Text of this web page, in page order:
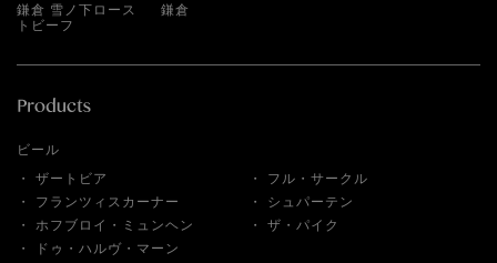
鎌倉 雪ノ下ロース
トビーフ
鎌倉
ビール
ザートビア
フル・サークル
フランツィスカーナー
シュパーテン
ホフブロイ・ミュンヘン
ザ・パイク
ドゥ・ハルヴ・マーン